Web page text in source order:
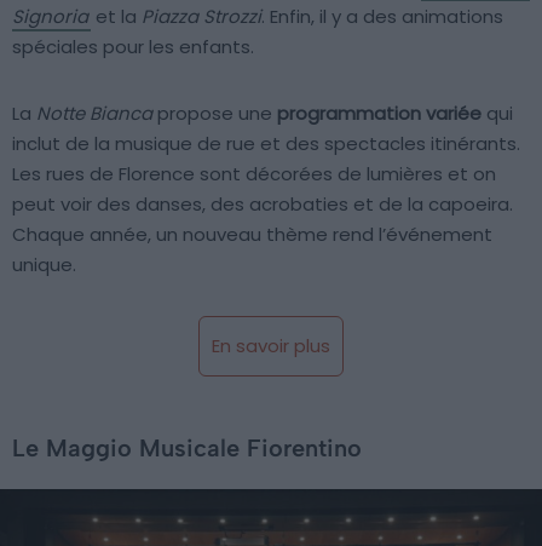
Signoria et la Piazza Strozzi. Enfin, il y a des animations
spéciales pour les enfants.
La Notte Biancapropose une programmation variée qui
inclut de la musique de rue et des spectacles itinérants.
Les rues de Florence sont décorées de lumières et on
peut voir des danses, des acrobaties et de la capoeira.
Chaque année, un nouveau thème rend l’événement
unique.
En savoir plus
Le Maggio Musicale Fiorentino